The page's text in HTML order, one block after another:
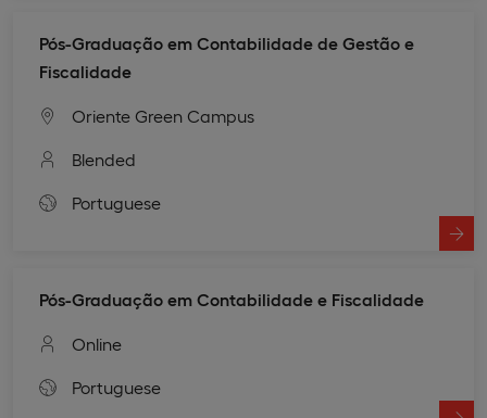
Pós-Graduação em Contabilidade de Gestão e
Fiscalidade
Oriente Green Campus
Blended
Portuguese
Pós-Graduação em Contabilidade e Fiscalidade
Online
Portuguese